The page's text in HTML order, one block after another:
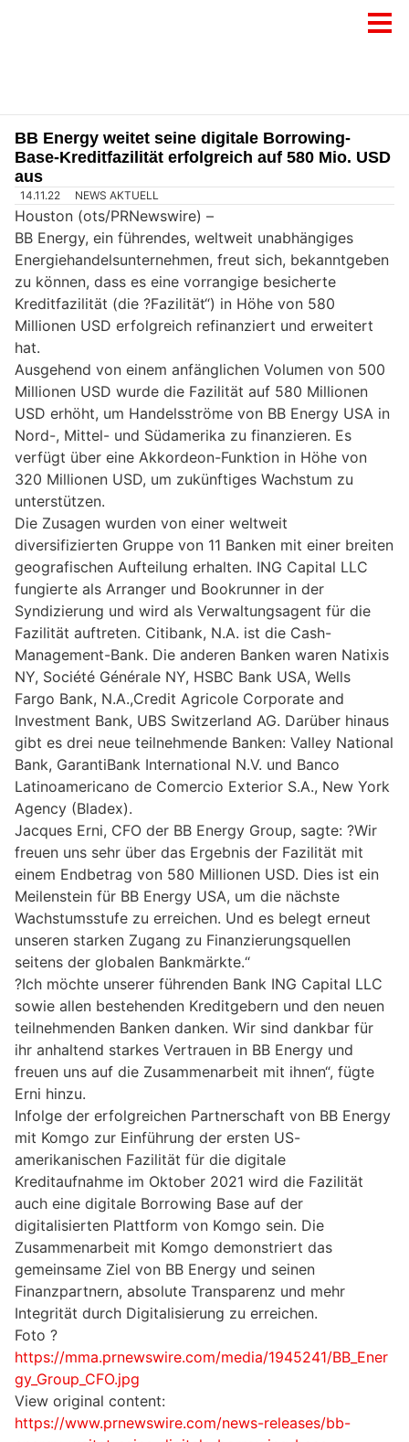
BB Energy weitet seine digitale Borrowing-
Base-Kreditfazilität erfolgreich auf 580 Mio. USD
aus
14.11.22 NEWS AKTUELL
Houston (ots/PRNewswire) –
BB Energy, ein führendes, weltweit unabhängiges
Energiehandelsunternehmen, freut sich, bekanntgeben
zu können, dass es eine vorrangige besicherte
Kreditfazilität (die ?Fazilität“) in Höhe von 580
Millionen USD erfolgreich refinanziert und erweitert
hat.
Ausgehend von einem anfänglichen Volumen von 500
Millionen USD wurde die Fazilität auf 580 Millionen
USD erhöht, um Handelsströme von BB Energy USA in
Nord-, Mittel- und Südamerika zu finanzieren. Es
verfügt über eine Akkordeon-Funktion in Höhe von
320 Millionen USD, um zukünftiges Wachstum zu
unterstützen.
Die Zusagen wurden von einer weltweit
diversifizierten Gruppe von 11 Banken mit einer breiten
geografischen Aufteilung erhalten. ING Capital LLC
fungierte als Arranger und Bookrunner in der
Syndizierung und wird als Verwaltungsagent für die
Fazilität auftreten. Citibank, N.A. ist die Cash-
Management-Bank. Die anderen Banken waren Natixis
NY, Société Générale NY, HSBC Bank USA, Wells
Fargo Bank, N.A.,Credit Agricole Corporate and
Investment Bank, UBS Switzerland AG. Darüber hinaus
gibt es drei neue teilnehmende Banken: Valley National
Bank, GarantiBank International N.V. und Banco
Latinoamericano de Comercio Exterior S.A., New York
Agency (Bladex).
Jacques Erni, CFO der BB Energy Group, sagte: ?Wir
freuen uns sehr über das Ergebnis der Fazilität mit
einem Endbetrag von 580 Millionen USD. Dies ist ein
Meilenstein für BB Energy USA, um die nächste
Wachstumsstufe zu erreichen. Und es belegt erneut
unseren starken Zugang zu Finanzierungsquellen
seitens der globalen Bankmärkte.“
?Ich möchte unserer führenden Bank ING Capital LLC
sowie allen bestehenden Kreditgebern und den neuen
teilnehmenden Banken danken. Wir sind dankbar für
ihr anhaltend starkes Vertrauen in BB Energy und
freuen uns auf die Zusammenarbeit mit ihnen“, fügte
Erni hinzu.
Infolge der erfolgreichen Partnerschaft von BB Energy
mit Komgo zur Einführung der ersten US-
amerikanischen Fazilität für die digitale
Kreditaufnahme im Oktober 2021 wird die Fazilität
auch eine digitale Borrowing Base auf der
digitalisierten Plattform von Komgo sein. Die
Zusammenarbeit mit Komgo demonstriert das
gemeinsame Ziel von BB Energy und seinen
Finanzpartnern, absolute Transparenz und mehr
Integrität durch Digitalisierung zu erreichen.
Foto ?
https://mma.prnewswire.com/media/1945241/BB_Ener
gy_Group_CFO.jpg
View original content:
https://www.prnewswire.com/news-releases/bb-